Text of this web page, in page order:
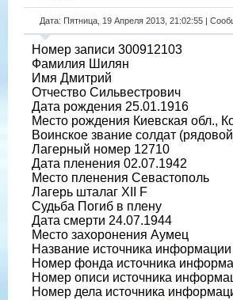
Дата: Пятница, 19 Апреля 2013, 21:02:55 |
Номер записи 300912103
Фамилия Шилян
Имя Дмитрий
Отчество Сильвестрович
Дата рождения 25.01.1916
Место рождения Киевская обл.,
Воинское звание солдат
Лагерный номер 12710
Дата пленения 02.07.1942
Место пленения Севастополь
Лагерь шталаг XII F
Судьба Погиб в плену
Дата смерти 24.07.1944
Место захоронения Аумец
Название источника
Номер фонда источника
Номер описи источника
Номер дела источника